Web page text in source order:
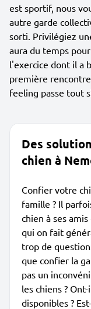
est sportif, nous
autre garde
sorti. Privilégiez
aura du temps
l'exercice dont il a
première
feeling passe tout
Des
chien à
Confier votre
famille ? Il
chien à ses
qui on fait
trop de
que confier la
pas un
les chiens ?
disponibles ?